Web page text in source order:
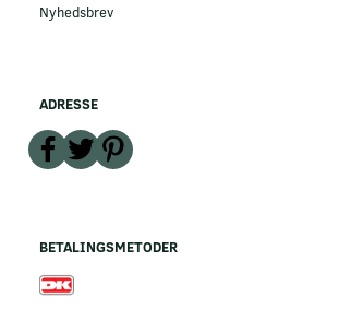
Nyhedsbrev
ADRESSE
BETALINGSMETODER